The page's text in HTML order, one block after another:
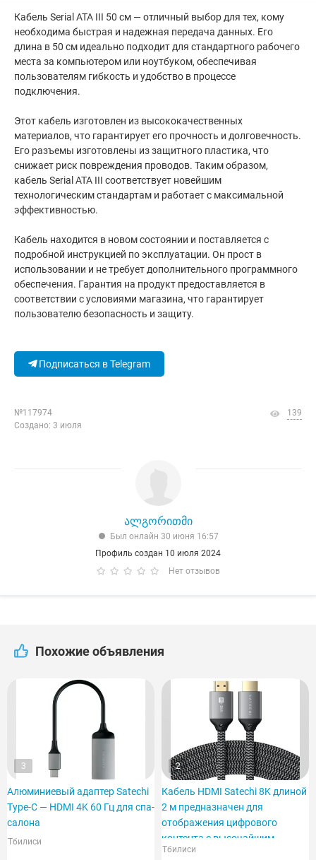
Кабель Serial ATA III 50 см — отличный выбор для тех, кому
необходима быстрая и надежная передача данных. Его
длина в 50 см идеально подходит для стандартного рабочего
места за компьютером или ноутбуком, обеспечивая
пользователям гибкость и удобство в процессе
подключения.
Этот кабель изготовлен из высококачественных
материалов, что гарантирует его прочность и долговечность.
Его разъемы изготовлены из защитного пластика, что
снижает риск повреждения проводов. Таким образом,
кабель Serial ATA III соответствует новейшим
технологическим стандартам и работает с максимальной
эффективностью.
Кабель находится в новом состоянии и поставляется с
подробной инструкцией по эксплуатации. Он прост в
использовании и не требует дополнительного программного
обеспечения. Гарантия на продукт предоставляется в
соответствии с условиями магазина, что гарантирует
пользователю безопасность и защиту.
Подписаться в Telegram
№117974
Создано: 3 июля
139
ალგორითმი
Был онлайн 30 июня 16:57
Профиль создан 10 июля 2024
Нет отзывов
Похожие объявления
3
Алюминиевый адаптер Satechi
Type-C — HDMI 4K 60 Гц для спа-
салона
Тбилиси
2
Кабель HDMI Satechi 8K длиной
2 м предназначен для
отображения цифрового
контента с высочайшим
качеством и детализацией.
Тбилиси